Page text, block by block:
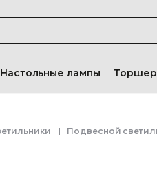
Настольные лампы
Подвесной